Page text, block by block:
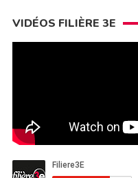
VIDÉOS FILIÈRE 3E